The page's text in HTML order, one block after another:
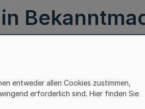
– 03.03-1/
2016
entweder allen Cookies zustimmen,
erforderlich sind. Hier finden Sie